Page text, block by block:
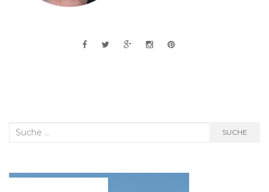
Suche
SUCHE